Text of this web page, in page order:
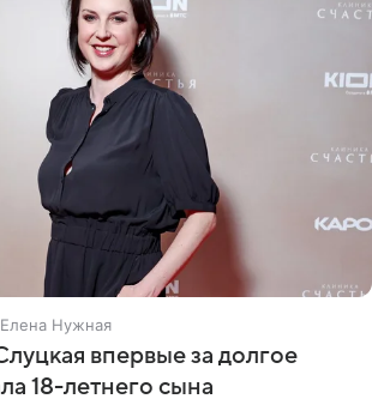
Елена Нужная
впервые за долгое
18-летнего сына